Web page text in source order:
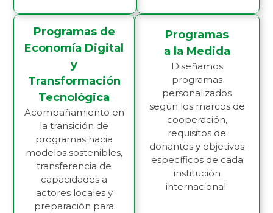
Programas de
Economía Digital
y
Transformación
Tecnológica
Acompañamiento en
la transición de
programas hacia
modelos sostenibles,
transferencia de
capacidades a
actores locales y
preparación para
Programas
a la Medida
Diseñamos
programas
personalizados
según los marcos de
cooperación,
requisitos de
donantes y objetivos
específicos de cada
institución
internacional.